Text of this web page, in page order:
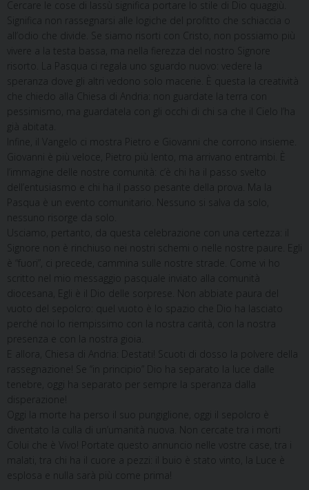
Cercare le cose di lassù significa portare lo stile di Dio quaggiù.
Significa non rassegnarsi alle logiche del profitto che schiaccia o
all’odio che divide. Se siamo risorti con Cristo, non possiamo più
vivere a la testa bassa, ma nella fierezza del nostro Signore
risorto. La Pasqua ci regala uno sguardo nuovo: vedere la
speranza dove gli altri vedono solo macerie. È questa la creatività
che chiedo alla Chiesa di Andria: non guardate la terra con
pessimismo, ma guardatela con gli occhi di chi sa che il Cielo l’ha
già abitata.
Infine, il Vangelo ci mostra Pietro e Giovanni che corrono insieme.
Giovanni è più veloce, Pietro più lento, ma arrivano entrambi. È
l’immagine delle nostre comunità: c’è chi ha il passo svelto
dell’entusiasmo e chi ha il passo pesante della prova. Ma la
Pasqua è un evento comunitario. Nessuno si salva da solo,
nessuno risorge da solo.
Usciamo, pertanto, da questa celebrazione con una certezza: il
Signore non è rinchiuso nei nostri schemi o nelle nostre paure. Egli
è “fuori”, ci precede, cammina sulle nostre strade. Come vi ho
scritto nel mio messaggio pasquale inviato alla comunità
diocesana, Egli è il Dio delle sorprese. Non abbiate paura del
vuoto del sepolcro: quel vuoto è lo spazio che Dio ha lasciato
perché noi lo riempissimo con la nostra carità, con la nostra
presenza e con la nostra gioia.
E allora, Chiesa di Andria: Destati! Scuoti di dosso la polvere della
rassegnazione! Se “in principio” Dio ha separato la luce dalle
tenebre, oggi ha separato per sempre la speranza dalla
disperazione!
Oggi la morte ha perso il suo pungiglione, oggi il sepolcro è
diventato la culla di un’umanità nuova. Non cercate tra i morti
Colui che è Vivo! Portate questo annuncio nelle vostre case, tra i
malati, tra chi ha il cuore a pezzi: il buio è stato vinto, la Luce è
esplosa e nulla sarà più come prima!